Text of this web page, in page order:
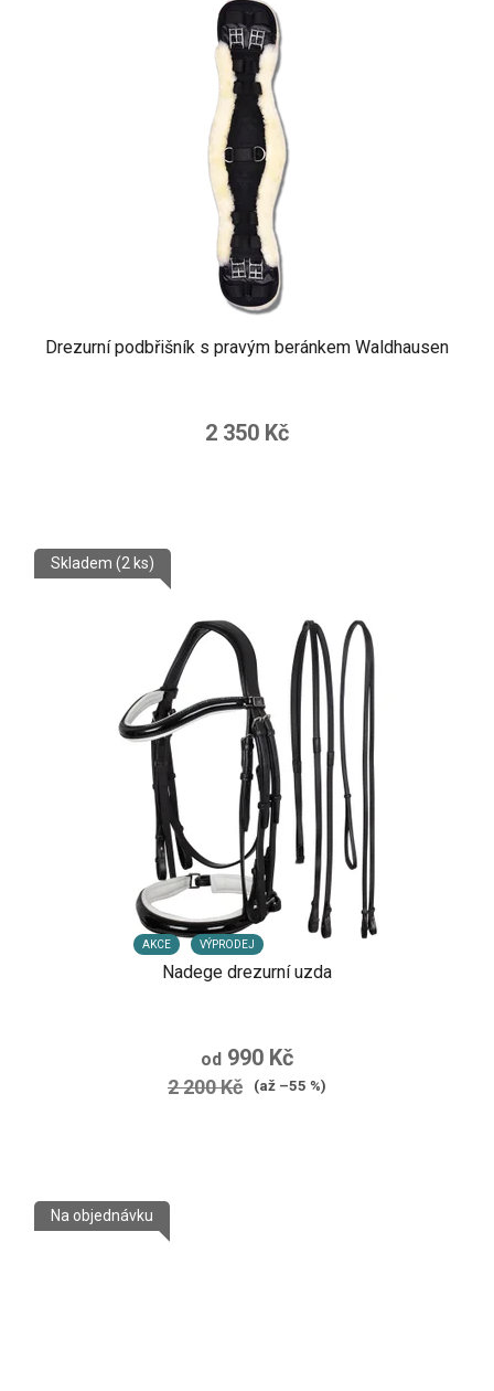
Drezurní podbřišník s pravým beránkem Waldhausen
2 350 Kč
AKCE VÝPRODEJ
Nadege drezurní uzda
Skladem (2 ks)
od 990 Kč
2 200 Kč (až –55 %)
Na objednávku